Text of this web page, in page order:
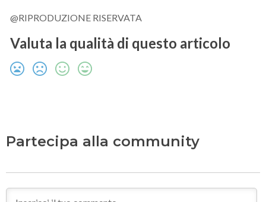
@RIPRODUZIONE RISERVATA
Valuta la qualità di questo articolo
Partecipa alla community